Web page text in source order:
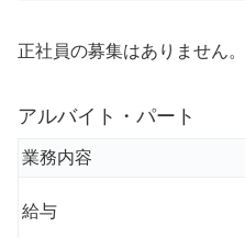
正社員の募集はありません。
アルバイト・パート
業務内容
給与